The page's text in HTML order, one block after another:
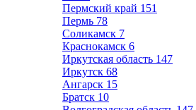
Пермский край 151
Пермь 78
Соликамск 7
Краснокамск 6
Иркутская область 147
Иркутск 68
Ангарск 15
Братск 10